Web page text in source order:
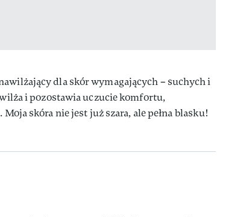
dla skór wymagających – suchych i
i pozostawia uczucie komfortu,
skóra nie jest już szara, ale pełna blasku!